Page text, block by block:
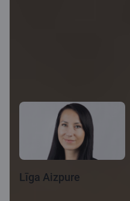
Līga Aizpure